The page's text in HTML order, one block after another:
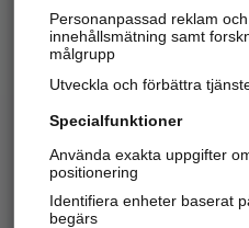
Hitta telefonnummer,
Kom
Personanpassad reklam
innehållsmätning samt
målgrupp
Utveckla och förbättra
Specialfunktioner
Använda exakta uppgifter
positionering
Identifiera enheter baserat
begärs